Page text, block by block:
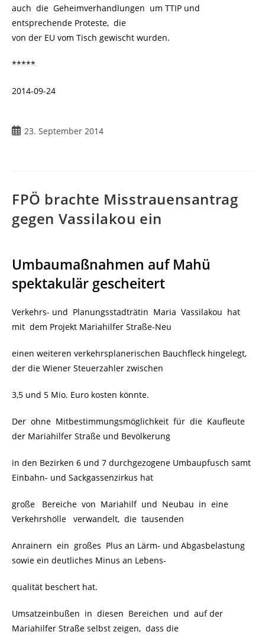
auch die Geheimverhandlungen um TTIP und
entsprechende Proteste, die
von der EU vom Tisch gewischt wurden.
*****
2014-09-24
23. September 2014
FPÖ brachte Misstrauensantrag
gegen Vassilakou ein
Umbaumaßnahmen auf Mahü
spektakulär gescheitert
Verkehrs- und Planungsstadträtin Maria Vassilakou hat
mit dem Projekt Mariahilfer Straße-Neu
einen weiteren verkehrsplanerischen Bauchfleck hingelegt,
der die Wiener Steuerzahler zwischen
3,5 und 5 Mio. Euro kosten könnte.
Der ohne Mitbestimmungsmöglichkeit für die Kaufleute
der Mariahilfer Straße und Bevölkerung
in den Bezirken 6 und 7 durchgezogene Umbaupfusch samt
Einbahn- und Sackgassenzirkus hat
große Bereiche von Mariahilf und Neubau in eine
Verkehrshölle verwandelt, die tausenden
Anrainern ein großes Plus an Lärm- und Abgasbelastung
sowie ein deutliches Minus an Lebens-
qualität beschert hat.
Umsatzeinbußen in diesen Bereichen und auf der
Mariahilfer Straße selbst zeigen, dass die